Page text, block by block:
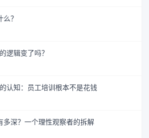
？
逻辑变了吗？
认知：员工培训根本不是花钱
多深？一个理性观察者的拆解